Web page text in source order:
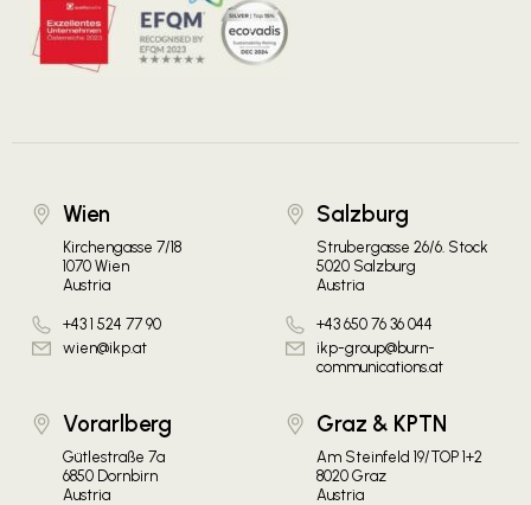
Wien
Kirchengasse 7/18
1070 Wien
Austria
+43 1 524 77 90
wien@ikp.at
Salzburg
Strubergasse 26/6. Stock
5020 Salzburg
Austria
+43 650 76 36 044
ikp-group@burn-
communications.at
Vorarlberg
Gütlestraße 7a
6850 Dornbirn
Austria
Graz & KPTN
Am Steinfeld 19/TOP 1+2
8020 Graz
Austria